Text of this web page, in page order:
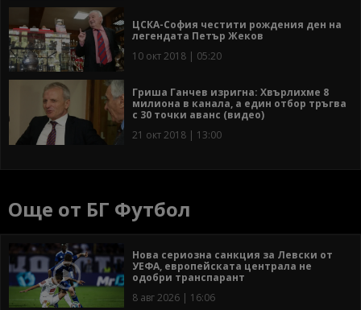
ЦСКА-София честити рождения ден на
легендата Петър Жеков
10 окт 2018 | 05:20
Гриша Ганчев изригна: Хвърлихме 8
милиона в канала, а един отбор тръгва
с 30 точки аванс (видео)
21 окт 2018 | 13:00
Още от БГ Футбол
Нова сериозна санкция за Левски от
УЕФА, европейската централа не
одобри транспарант
8 авг 2026 | 16:06